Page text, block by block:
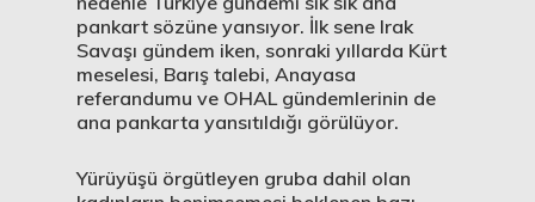
pankart sözüne yansıyor. İlk sene Irak
Savaşı gündem iken, sonraki yıllarda Kürt
meselesi, Barış talebi, Anayasa
referandumu ve OHAL gündemlerinin de
ana pankarta yansıtıldığı görülüyor.
Yürüyüşü örgütleyen gruba dahil olan